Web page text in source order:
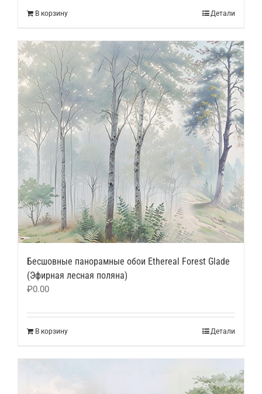
В корзину Детали
Бесшовные панорамные обои Ethereal Forest Glade
(Эфирная лесная поляна)
₽0.00
В корзину Детали